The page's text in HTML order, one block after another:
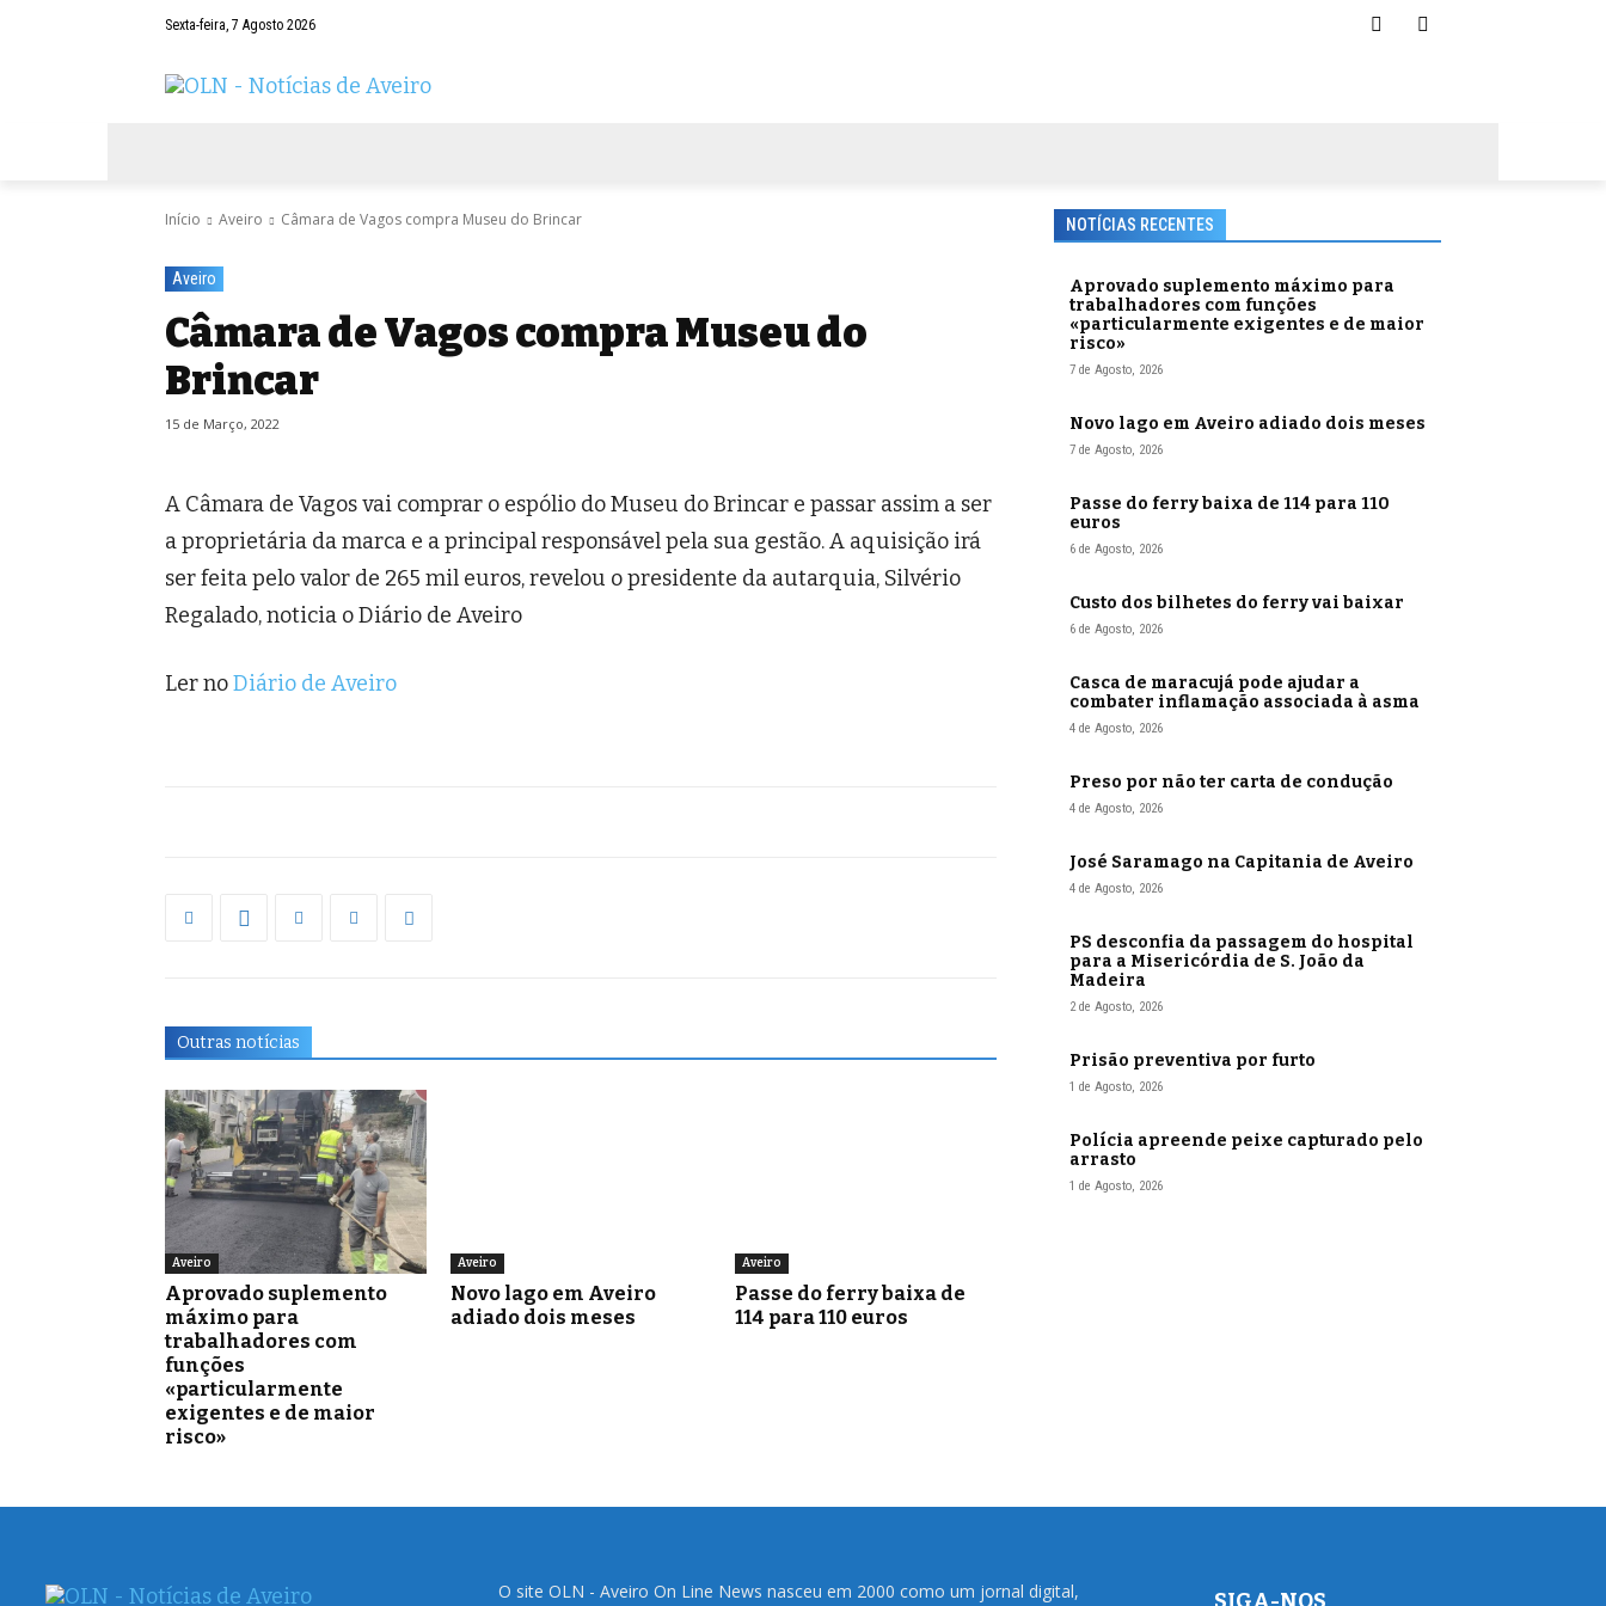
Sexta-feira, 7 Agosto 2026
Início Aveiro Câmara de Vagos compra Museu do Brincar
Aveiro
Câmara de Vagos compra Museu do
Brincar
15 de Março, 2022
A Câmara de Vagos vai comprar o espólio do Museu do Brincar e passar assim a ser
a proprietária da marca e a principal responsável pela sua gestão. A aquisição irá
ser feita pelo valor de 265 mil euros, revelou o presidente da autarquia, Silvério
Regalado, noticia o Diário de Aveiro
Ler noDiário de Aveiro
Outras notícias
Aveiro
Aprovado suplemento
máximo para
trabalhadores com
funções
«particularmente
exigentes e de maior
risco»
Aveiro
Novo lago em Aveiro
adiado dois meses
Aveiro
Passe do ferry baixa de
114 para 110 euros
NOTÍCIAS RECENTES
Aprovado suplemento máximo para
trabalhadores com funções
«particularmente exigentes e de maior
risco»
7 de Agosto, 2026
Novo lago em Aveiro adiado dois meses
7 de Agosto, 2026
Passe do ferry baixa de 114 para 110
euros
6 de Agosto, 2026
Custo dos bilhetes do ferry vai baixar
6 de Agosto, 2026
Casca de maracujá pode ajudar a
combater inflamação associada à asma
4 de Agosto, 2026
Preso por não ter carta de condução
4 de Agosto, 2026
José Saramago na Capitania de Aveiro
4 de Agosto, 2026
PS desconfia da passagem do hospital
para a Misericórdia de S. João da
Madeira
2 de Agosto, 2026
Prisão preventiva por furto
1 de Agosto, 2026
Polícia apreende peixe capturado pelo
arrasto
1 de Agosto, 2026
O site OLN - Aveiro On Line News nasceu em 2000 como um jornal digital,
SIGA-NOS